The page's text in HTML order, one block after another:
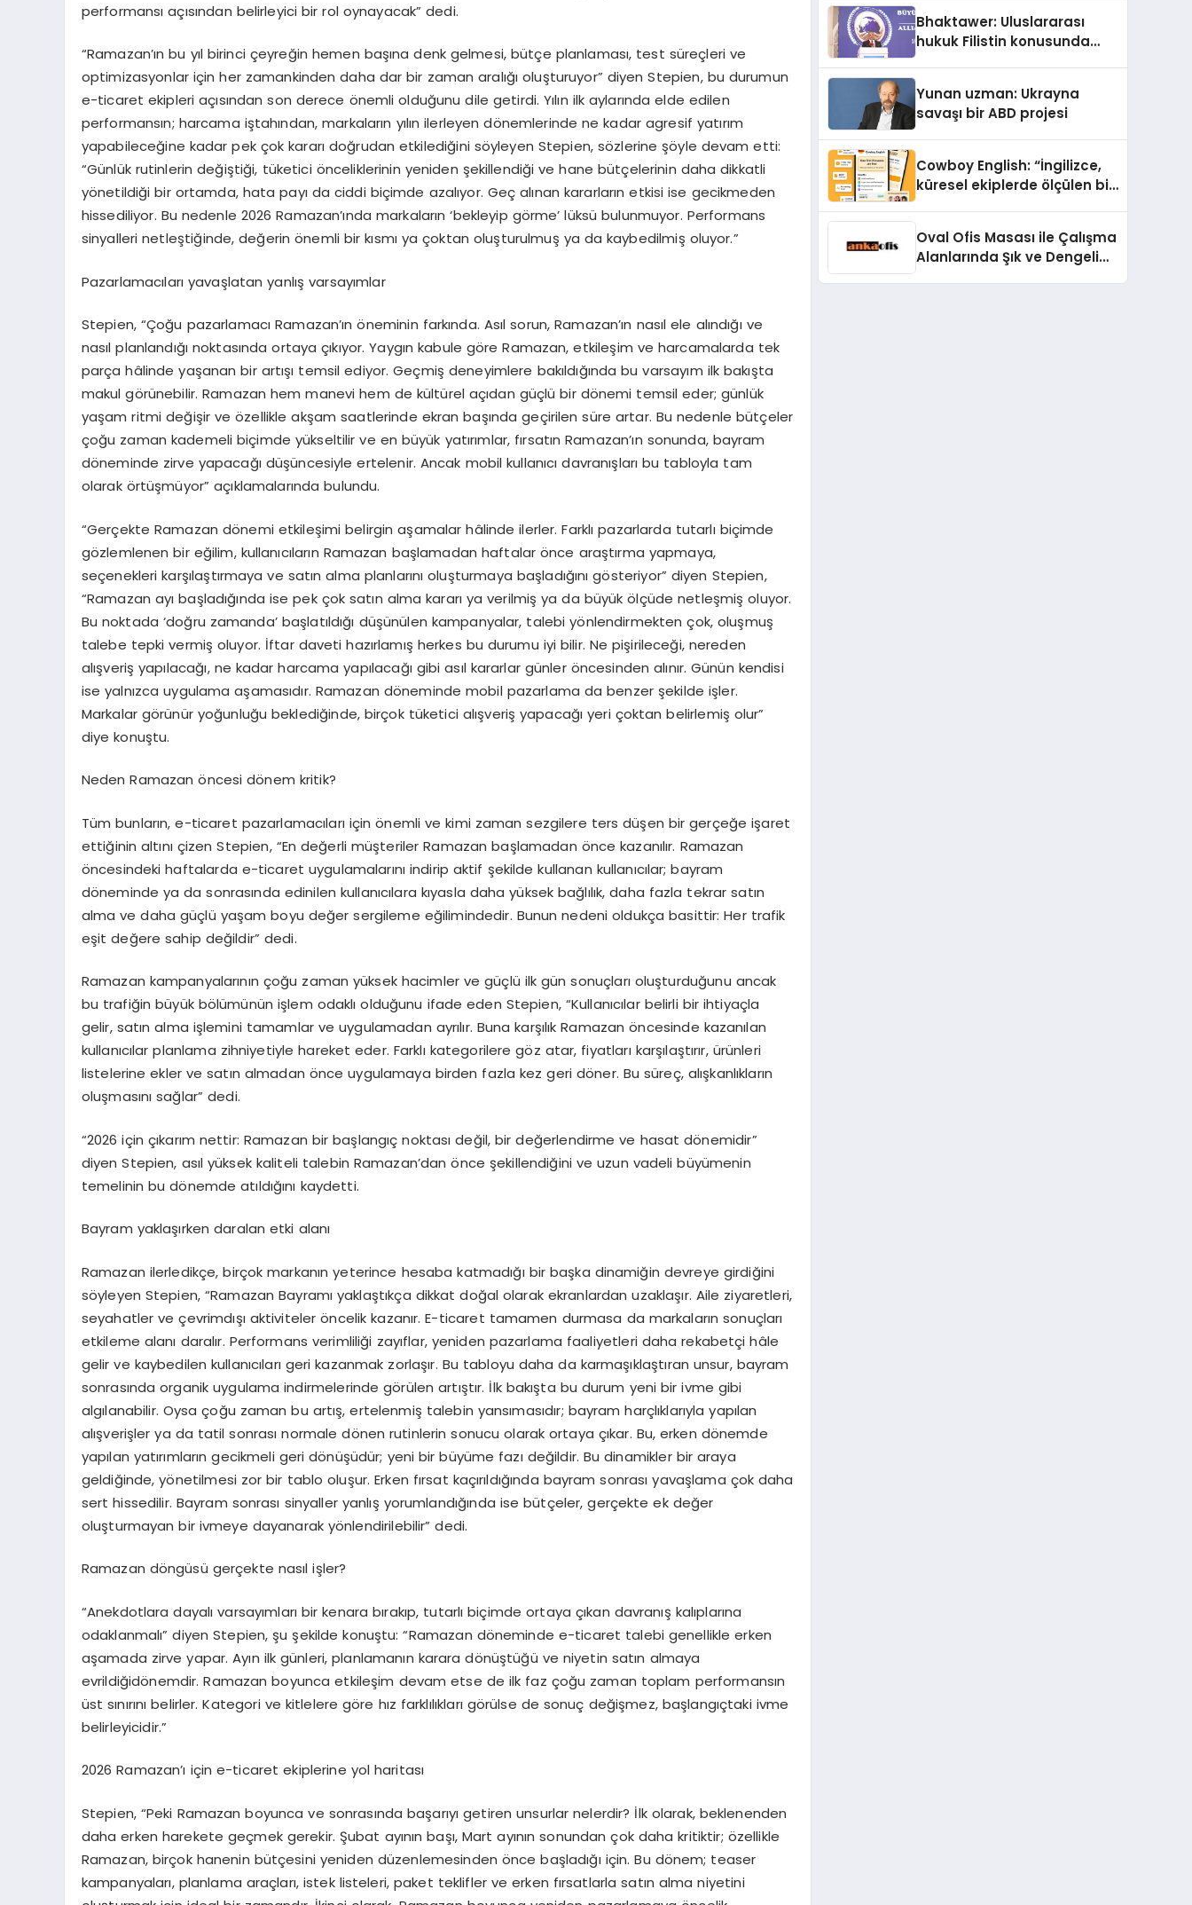
performansı açısından belirleyici bir rol oynayacak” dedi.
“Ramazan’ın bu yıl birinci çeyreğin hemen başına denk gelmesi, bütçe planlaması, test süreçleri ve
optimizasyonlar için her zamankinden daha dar bir zaman aralığı oluşturuyor” diyenStepien, bu durumun
e-ticaret ekipleri açısından son derece önemli olduğunu dile getirdi.Yılın ilk aylarında elde edilen
performansın; harcama iştahından, markaların yılın ilerleyen dönemlerinde ne kadar agresif yatırım
yapabileceğine kadar pek çok kararı doğrudan etkilediğini söyleyen Stepien, sözlerine şöyle devam etti:
“Günlük rutinlerin değiştiği, tüketici önceliklerinin yeniden şekillendiği ve hane bütçelerinin daha dikkatli
yönetildiği bir ortamda, hata payı da ciddi biçimde azalıyor. Geç alınan kararların etkisi ise gecikmeden
hissediliyor. Bu nedenle 2026 Ramazan’ında markaların ‘bekleyip görme’ lüksü bulunmuyor. Performans
sinyalleri netleştiğinde, değerin önemli bir kısmı ya çoktan oluşturulmuş ya da kaybedilmiş oluyor.”
Pazarlamacıları yavaşlatan yanlış varsayımlar
Stepien, “Çoğu pazarlamacı Ramazan’ın öneminin farkında. Asıl sorun, Ramazan’ın nasıl ele alındığı ve
nasıl planlandığı noktasında ortaya çıkıyor.Yaygın kabule göre Ramazan, etkileşim ve harcamalarda tek
parça hâlinde yaşanan bir artışı temsil ediyor. Geçmiş deneyimlere bakıldığında bu varsayım ilk bakışta
makul görünebilir. Ramazanhem manevi hem de kültürel açıdan güçlü bir dönemi temsil eder; günlük
yaşam ritmi değişir ve özellikle akşam saatlerinde ekran başında geçirilen süre artar. Bu nedenle bütçeler
çoğu zaman kademeli biçimde yükseltilir ve en büyük yatırımlar, fırsatın Ramazan’ın sonunda, bayram
döneminde zirve yapacağı düşüncesiyle ertelenir. Ancak mobil kullanıcı davranışları bu tabloyla tam
olarak örtüşmüyor” açıklamalarında bulundu.
“Gerçekte Ramazan dönemi etkileşimi belirgin aşamalar hâlinde ilerler. Farklı pazarlarda tutarlı biçimde
gözlemlenen bir eğilim, kullanıcıların Ramazan başlamadan haftalar önce araştırma yapmaya,
seçenekleri karşılaştırmaya ve satın alma planlarını oluşturmaya başladığını gösteriyor” diyen Stepien,
“Ramazan ayı başladığında ise pek çok satın alma kararı ya verilmiş ya da büyük ölçüde netleşmiş oluyor.
Bu noktada ‘doğru zamanda’ başlatıldığı düşünülen kampanyalar, talebi yönlendirmekten çok, oluşmuş
talebe tepki vermiş oluyor. İftar daveti hazırlamış herkes bu durumu iyi bilir. Ne pişirileceği, nereden
alışveriş yapılacağı, ne kadar harcama yapılacağı gibi asıl kararlar günler öncesinden alınır. Günün kendisi
ise yalnızca uygulama aşamasıdır. Ramazan döneminde mobil pazarlama da benzer şekilde işler.
Markalar görünür yoğunluğu beklediğinde, birçok tüketici alışveriş yapacağı yeri çoktan belirlemiş olur”
diye konuştu.
Neden Ramazan öncesi dönem kritik?
Tüm bunların, e-ticaret pazarlamacıları için önemli ve kimi zaman sezgilere ters düşen bir gerçeğe işaret
ettiğinin altını çizenStepien, “En değerli müşteriler Ramazan başlamadan önce kazanılır. Ramazan
öncesindeki haftalarda e-ticaret uygulamalarını indirip aktif şekilde kullanan kullanıcılar; bayram
döneminde yada sonrasında edinilen kullanıcılara kıyasla daha yüksek bağlılık, daha fazla tekrar satın
alma ve daha güçlü yaşam boyu değer sergileme eğilimindedir. Bunun nedeni oldukça basittir: Her trafik
eşit değere sahip değildir” dedi.
Ramazan kampanyalarının çoğu zaman yüksek hacimler ve güçlü ilk gün sonuçları oluşturduğunu ancak
bu trafiğin büyük bölümünün işlem odaklı olduğunu ifade eden Stepien, “Kullanıcılar belirli bir ihtiyaçla
gelir, satın alma işlemini tamamlar ve uygulamadan ayrılır. Buna karşılık Ramazan öncesinde kazanılan
kullanıcılar planlama zihniyetiyle hareket eder. Farklı kategorilere göz atar, fiyatları karşılaştırır, ürünleri
listelerine ekler ve satın almadan önce uygulamaya birden fazla kez geri döner. Bu süreç, alışkanlıkların
oluşmasını sağlar” dedi.
“2026 için çıkarım nettir: Ramazan bir başlangıç noktası değil, bir değerlendirme ve hasat dönemidir”
diyenStepien, asıl yüksek kaliteli talebin Ramazan’dan önce şekillendiğini ve uzun vadeli büyümenin
temelinin bu dönemde atıldığını kaydetti.
Bayram yaklaşırken daralan etki alanı
Ramazan ilerledikçe, birçok markanın yeterince hesaba katmadığı bir başka dinamiğin devreye girdiğini
söyleyen Stepien, “Ramazan Bayramı yaklaştıkça dikkat doğal olarak ekranlardan uzaklaşır. Aile ziyaretleri,
seyahatler ve çevrimdışı aktiviteler öncelik kazanır. E-ticaret tamamen durmasa da markaların sonuçları
etkileme alanı daralır. Performans verimliliği zayıflar, yeniden pazarlama faaliyetleri daha rekabetçi hâle
gelir ve kaybedilen kullanıcıları geri kazanmak zorlaşır. Bu tabloyu daha da karmaşıklaştıran unsur, bayram
sonrasında organik uygulama indirmelerinde görülen artıştır. İlk bakışta bu durum yeni bir ivme gibi
algılanabilir. Oysa çoğu zaman bu artış, ertelenmiş talebin yansımasıdır; bayram harçlıklarıyla yapılan
alışverişler ya da tatil sonrası normale dönen rutinlerin sonucu olarak ortaya çıkar. Bu, erken dönemde
yapılan yatırımların gecikmeli geri dönüşüdür; yeni bir büyüme fazı değildir. Bu dinamikler bir araya
geldiğinde, yönetilmesi zor bir tablo oluşur. Erken fırsat kaçırıldığında bayram sonrası yavaşlama çok daha
sert hissedilir. Bayram sonrası sinyaller yanlış yorumlandığında ise bütçeler, gerçekte ek değer
oluşturmayan bir ivmeye dayanarak yönlendirilebilir” dedi.
Ramazan döngüsü gerçekte nasıl işler?
“Anekdotlara dayalı varsayımları bir kenara bırakıp, tutarlı biçimde ortaya çıkan davranış kalıplarına
odaklanmalı” diyenStepien, şu şekilde konuştu: “Ramazan döneminde e-ticaret talebi genellikle erken
aşamada zirve yapar. Ayın ilk günleri, planlamanın karara dönüştüğü ve niyetin satın almaya
evrildiğidönemdir. Ramazan boyunca etkileşim devam etse de ilk faz çoğu zaman toplam performansın
üst sınırını belirler. Kategori ve kitlelere göre hız farklılıkları görülse de sonuç değişmez, başlangıçtaki ivme
belirleyicidir.”
2026 Ramazan’ı için e-ticaret ekiplerine yol haritası
Stepien, “Peki Ramazan boyunca ve sonrasında başarıyı getiren unsurlar nelerdir? İlk olarak, beklenenden
daha erken harekete geçmek gerekir. Şubat ayının başı, Mart ayının sonundan çok daha kritiktir; özellikle
Ramazan, birçok hanenin bütçesini yeniden düzenlemesinden önce başladığı için. Bu dönem; teaser
kampanyaları, planlama araçları, istek listeleri, paket teklifler ve erken fırsatlarla satın alma niyetini
Sindirildiğini Ortaya Koydu
Bhaktawer: Uluslararası
hukuk Filistin konusunda
Yunan uzman: Ukrayna
savaşı bir ABD projesi
Cowboy English: “İngilizce,
küresel ekiplerde ölçülen bir
Oval Ofis Masası ile Çalışma
Alanlarında Şık ve Dengeli